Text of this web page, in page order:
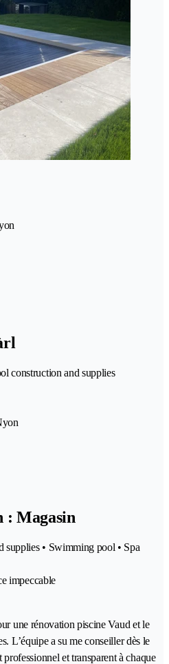
construction and supplies
: Magasin
• Swimming pool • Spa
impeccable
une rénovation piscine Vaud et le
L’équipe a su me conseiller dès le
et transparent à chaque